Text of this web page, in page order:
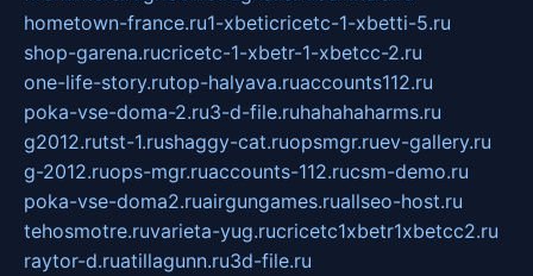
hometown-france.ru1-xbeticricetc-1-xbetti-5.ru
shop-garena.rucricetc-1-xbetr-1-xbetcc-2.ru
one-life-story.rutop-halyava.ruaccounts112.ru
poka-vse-doma-2.ru3-d-file.ruhahahaharms.ru
g2012.rutst-1.rushaggy-cat.ruopsmgr.ruev-gallery.ru
g-2012.ruops-mgr.ruaccounts-112.rucsm-demo.ru
poka-vse-doma2.ruairgungames.ruallseo-host.ru
tehosmotre.ruvarieta-yug.rucricetc1xbetr1xbetcc2.ru
raytor-d.ruatillagunn.ru3d-file.ru